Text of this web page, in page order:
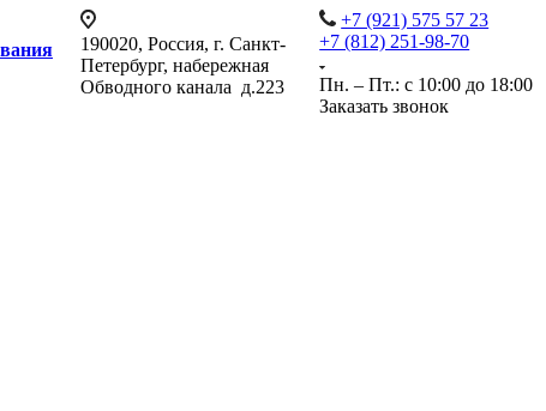
190020, Россия, г. Санкт-
Петербург, набережная
Обводного канала д.223
+7 (921) 575 57 23
+7 (812) 251-98-70
Пн. – Пт.: с 10:00 до 18:00
Заказать звонок